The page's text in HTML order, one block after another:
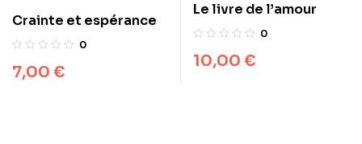
Crainte et espérance
0
7,00 €
Le livre de l’amour
0
10,00 €